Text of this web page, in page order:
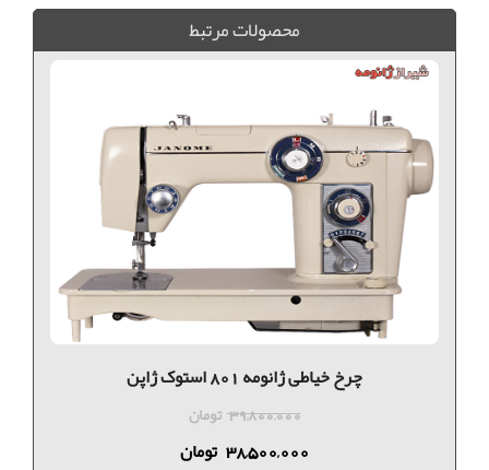
محصولات مرتبط
چرخ خیاطی ژانومه 801 استوک ژاپن
39,800,000 تومان
38,500,000 تومان